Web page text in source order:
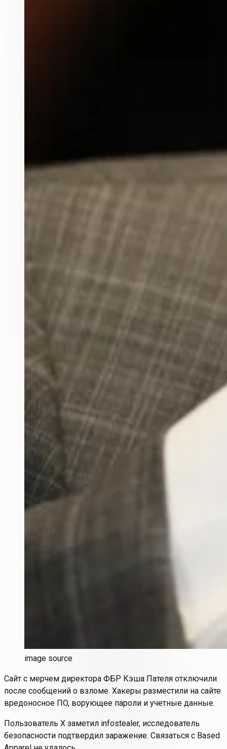
image source
Сайт с мерчем директора ФБР Кэша Пателя отключили
после сообщений о взломе. Хакеры разместили на сайте
вредоносное ПО, ворующее пароли и учетные данные.
Пользователь X заметил infostealer, исследователь
безопасности подтвердил заражение. Связаться с Based